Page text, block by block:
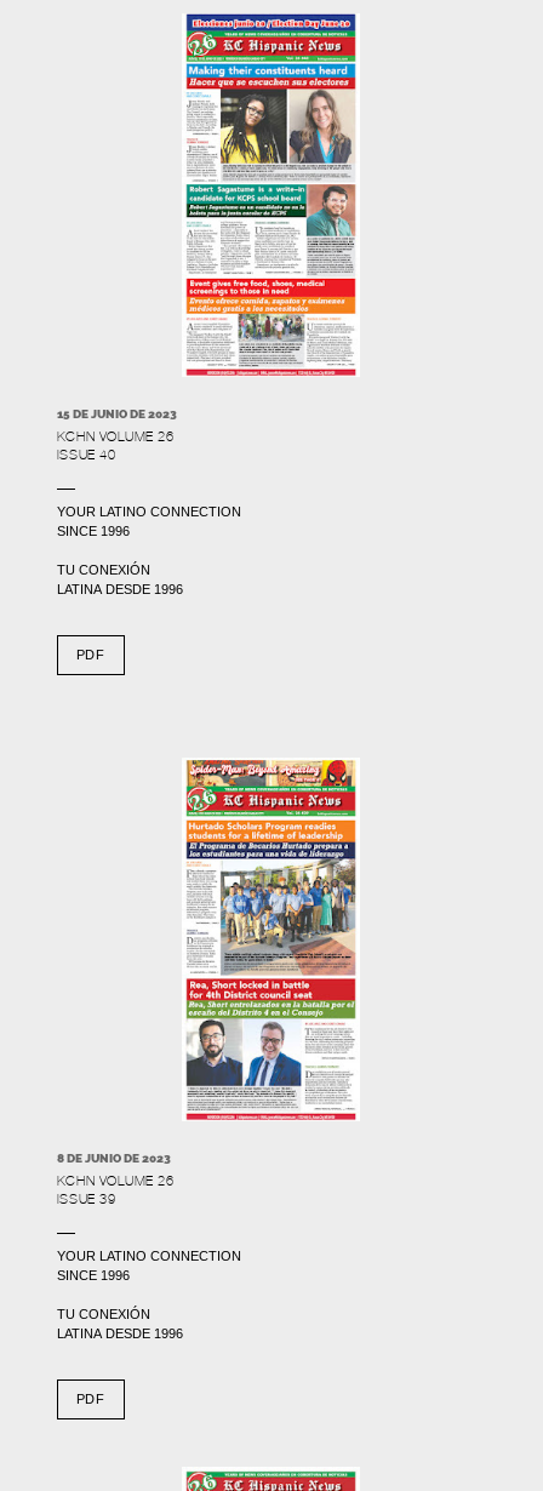
15 DE JUNIO DE 2023
KCHN VOLUME 26
ISSUE 40
YOUR LATINO CONNECTION
SINCE 1996
TU CONEXIÓN
LATINA DESDE 1996
PDF
8 DE JUNIO DE 2023
KCHN VOLUME 26
ISSUE 39
YOUR LATINO CONNECTION
SINCE 1996
TU CONEXIÓN
LATINA DESDE 1996
PDF